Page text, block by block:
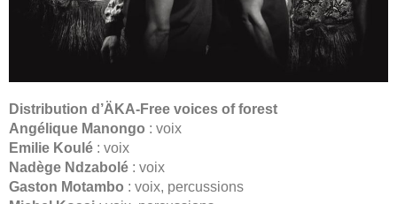
Distribution d’ÄKA-Free voices of forest
Angélique Manongo : voix
Emilie Koulé : voix
Nadège Ndzabolé : voix
Gaston Motambo : voix, percussions